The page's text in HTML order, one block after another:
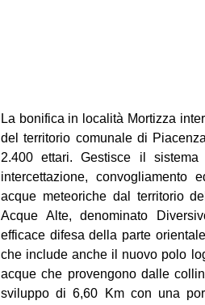
La bonifica in località Mortizza
del territorio comunale di
2.400 ettari. Gestisce il
intercettazione, convogliamento
acque meteoriche dal territorio
Acque Alte, denominato
efficace difesa della parte
che include anche il nuovo polo
acque che provengono dalle
sviluppo di 6,60 Km con una